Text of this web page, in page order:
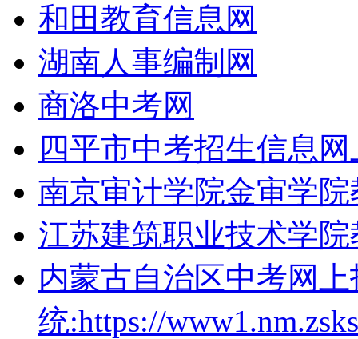
和田教育信息网
湖南人事编制网
商洛中考网
四平市中考招生信息
南京审计学院金审学
江苏建筑职业技术学
内蒙古自治区中考网
统:https://